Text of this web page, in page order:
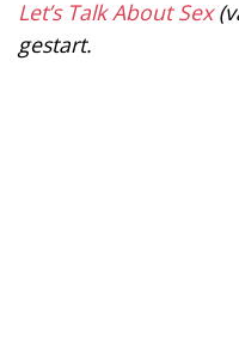
Let’s Talk About Sex
gestart.